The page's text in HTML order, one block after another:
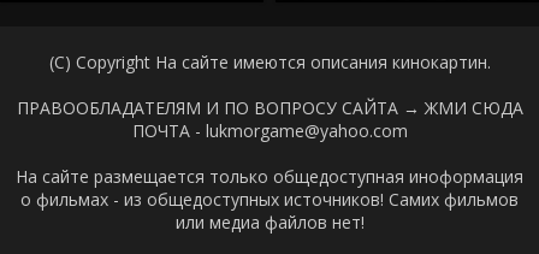
(C) Copyright На сайте имеются описания кинокартин.
ПРАВООБЛАДАТЕЛЯМ И ПО ВОПРОСУ САЙТА → ЖМИ СЮДА
ПОЧТА - lukmorgame@yahoo.com
На сайте размещается только общедоступная иноформация
о фильмах - из общедоступных источников! Самих фильмов
или медиа файлов нет!